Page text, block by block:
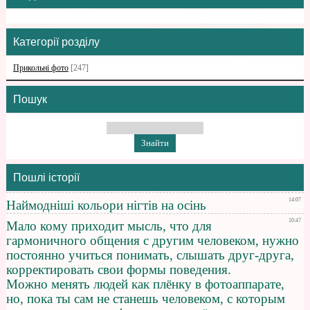
Категорії розділу
Прикольні фото [247]
Пошук
Пошлі історії